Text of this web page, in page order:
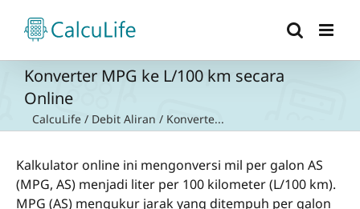
content
Konverter MPG ke L/100 km secara
Online
CalcuLife / Debit Aliran / Konverte...
Kalkulator online ini mengonversi mil per galon AS
(MPG, AS) menjadi liter per 100 kilometer (L/100 km).
MPG (AS) mengukur jarak yang ditempuh per galon